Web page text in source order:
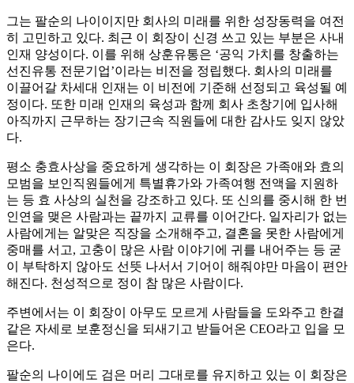
그는 팔순의 나이이지만 회사의 미래를 위한 성장동력을 여전
히 고민하고 있다. 최근 이 회장이 신경 쓰고 있는 부분은 사내
인재 양성이다. 이를 위해 상훈유통은 ‘공익 가치를 창출하는
선진유통 전문기업’이라는 비전을 정립했다. 회사의 미래를
이끌어갈 차세대 인재는 이 비전에 기준해 선정되고 육성될 예
정이다. 또한 미래 인재의 육성과 함께 회사 초창기에 입사해
아직까지 근무하는 장기근속 직원들에 대한 감사도 잊지 않았
다.
평소 충효사상을 중요하게 생각하는 이 회장은 가족애와 효의
모범을 보인직원들에게 특별휴가와 가족여행 전액을 지원하
는 등 효 사상의 실천을 강조하고 있다. 또 신의를 중시해 한 번
인연을 맺은 사람과는 끝까지 교류를 이어간다. 일자리가 없는
사람에게는 알맞은 직장을 소개해주고, 결혼을 못한 사람에게
중매를 서고, 고충이 많은 사람 이야기에 귀를 내어주는 등 굳
이 부탁하지 않아도 선뜻 나서서 기어이 해줘야만 마음이 편안
해진다. 천성적으로 정이 참 많은 사람이다.
주변에서는 이 회장이 아무도 모르게 사람들을 도와주고 한결
같은 자세로 보훈정신을 되새기고 받들어온 CEO라고 입을 모
은다.
팔순의 나이에도 검은 머리 그대로를 유지하고 있는 이 회장은